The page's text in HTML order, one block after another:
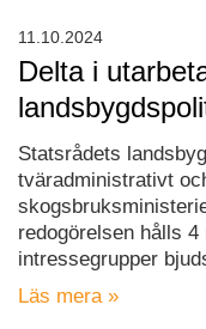
Delta i
Statsrådets
tväradministrativt
redogörelsen hålls
intressegrupper
Läs mera »
11.10.2024